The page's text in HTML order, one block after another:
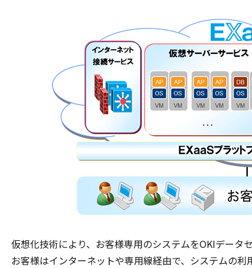
仮想化技術により、お客様専用のシステムをOKIデータ
お客様はインターネットや専用線経由で、システムの利